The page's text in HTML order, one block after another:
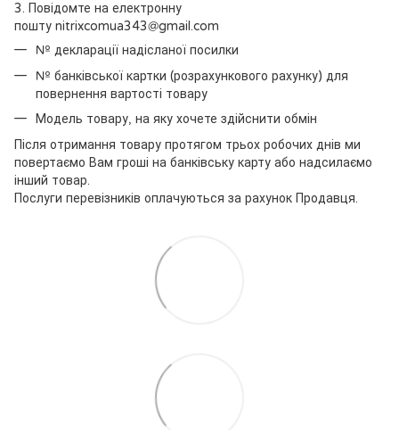
3. Повідомте на електронну
пошту nitrixcomua343@gmail.com
№ декларації надісланої посилки
№ банківської картки (розрахункового рахунку) для
повернення вартості товару
Модель товару, на яку хочете здійснити обмін
Після отримання товару протягом трьох робочих днів ми
повертаємо Вам гроші на банківську карту або надсилаємо
інший товар.
Послуги перевізників оплачуються за рахунок Продавця.